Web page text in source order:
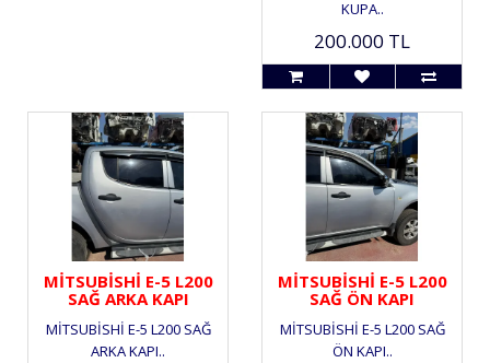
KUPA..
200.000 TL
MİTSUBİSHİ E-5 L200
SAĞ ARKA KAPI
MİTSUBİSHİ E-5 L200 SAĞ
ARKA KAPI..
MİTSUBİSHİ E-5 L200
SAĞ ÖN KAPI
MİTSUBİSHİ E-5 L200 SAĞ
ÖN KAPI..